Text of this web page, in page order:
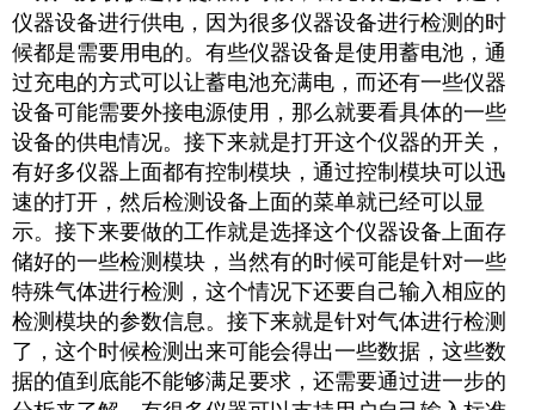
仪器设备进行供电，因为很多仪器设备进行检测的时
候都是需要用电的。有些仪器设备是使用蓄电池，通
过充电的方式可以让蓄电池充满电，而还有一些仪器
设备可能需要外接电源使用，那么就要看具体的一些
设备的供电情况。接下来就是打开这个仪器的开关，
有好多仪器上面都有控制模块，通过控制模块可以迅
速的打开，然后检测设备上面的菜单就已经可以显
示。接下来要做的工作就是选择这个仪器设备上面存
储好的一些检测模块，当然有的时候可能是针对一些
特殊气体进行检测，这个情况下还要自己输入相应的
检测模块的参数信息。接下来就是针对气体进行检测
了，这个时候检测出来可能会得出一些数据，这些数
据的值到底能不能够满足要求，还需要通过进一步的